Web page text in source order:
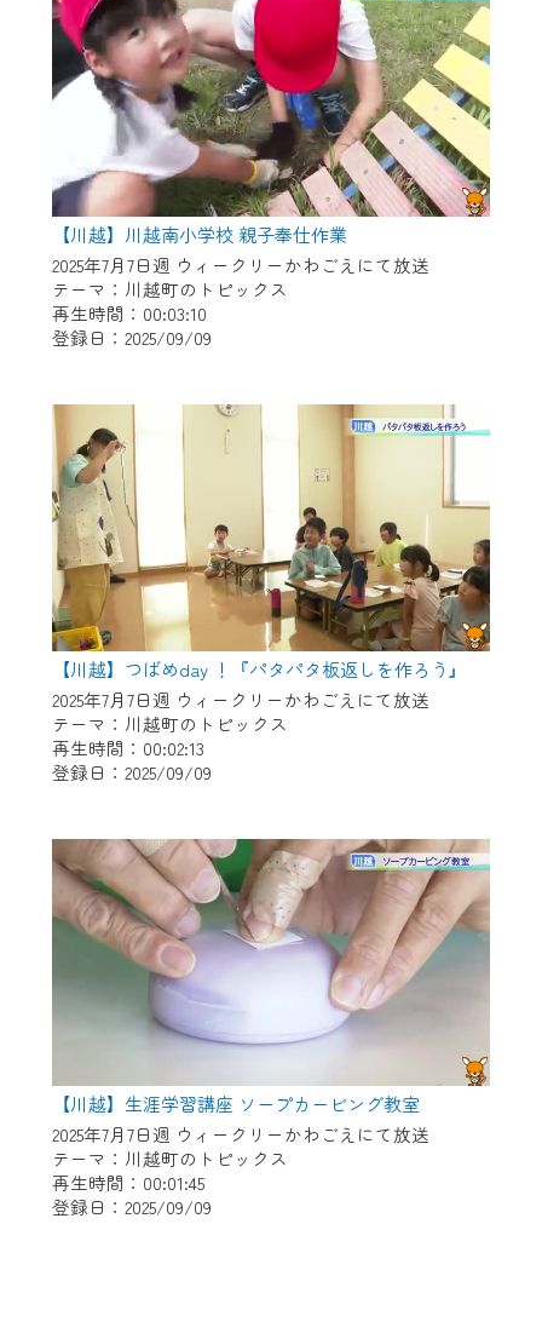
【川越】川越南小学校 親子奉仕作業
2025年7月7日週 ウィークリーかわごえにて放送
テーマ：川越町のトピックス
再生時間：00:03:10
登録日：2025/09/09
【川越】つばめday ！『パタパタ板返しを作ろう』
2025年7月7日週 ウィークリーかわごえにて放送
テーマ：川越町のトピックス
再生時間：00:02:13
登録日：2025/09/09
【川越】生涯学習講座 ソープカービング教室
2025年7月7日週 ウィークリーかわごえにて放送
テーマ：川越町のトピックス
再生時間：00:01:45
登録日：2025/09/09